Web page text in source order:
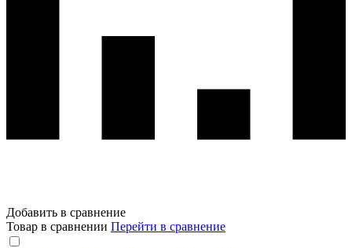
Добавить в сравнение
Товар в сравнении Перейти в сравнение